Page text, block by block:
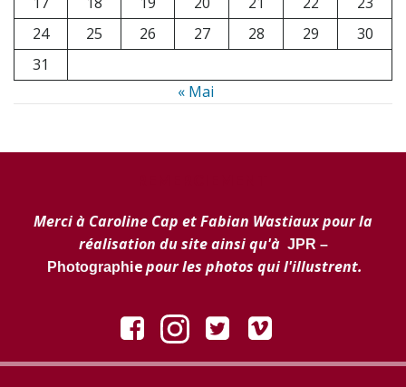
24
25 26 27 28 29
30
31
« Mai
Merci à Caroline Cap et Fabian Wastiaux pour la
réalisation du site ainsi qu'à JPR –
Photographiepour les photos qui l'illustrent.